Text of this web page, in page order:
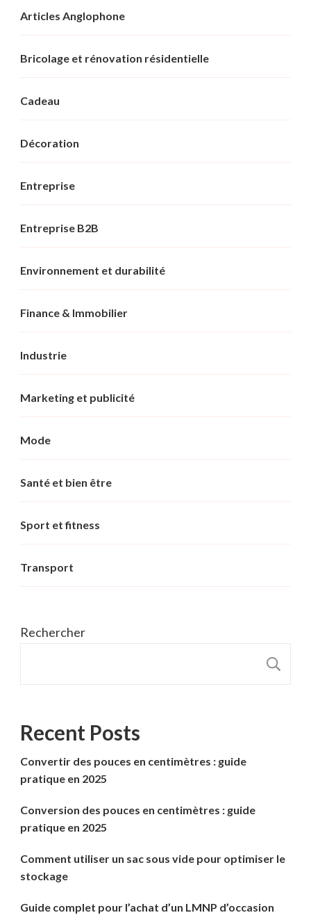
Articles Anglophone
Bricolage et rénovation résidentielle
Cadeau
Décoration
Entreprise
Entreprise B2B
Environnement et durabilité
Finance & Immobilier
Industrie
Marketing et publicité
Mode
Santé et bien être
Sport et fitness
Transport
Rechercher
Recent Posts
Convertir des pouces en centimètres : guide
pratique en 2025
Conversion des pouces en centimètres : guide
pratique en 2025
Comment utiliser un sac sous vide pour optimiser le
stockage
Guide complet pour l’achat d’un LMNP d’occasion